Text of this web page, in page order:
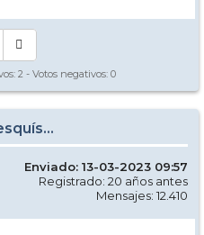
2 - Votos negativos: 0
Enviado: 13-03-2023 09:57
Registrado: 20 años antes
Mensajes: 12.410